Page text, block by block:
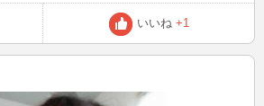
いいね +1